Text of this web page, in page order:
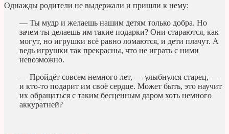
Однажды родители не выдержали и пришли к нему:
— Ты мудр и желаешь нашим детям только добра. Но
зачем ты делаешь им такие подарки? Они стараются, как
могут, но игрушки всё равно ломаются, и дети плачут. А
ведь игрушки так прекрасны, что не играть с ними
невозможно.
— Пройдёт совсем немного лет, — улыбнулся старец, —
и кто-то подарит им своё сердце. Может быть, это научит
их обращаться с таким бесценным даром хоть немного
аккуратней?